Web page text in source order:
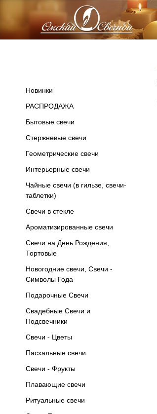
Новинки
РАСПРОДАЖА
Бытовые свечи
Стержневые свечи
Геометрические свечи
Интерьерные свечи
Чайные свечи (в гильзе, свечи-
таблетки)
Свечи в стекле
Ароматизированные свечи
Свечи на День Рождения,
Тортовые
Новогодние свечи, Свечи -
Символы Года
Подарочные Свечи
Свадебные Свечи и
Подсвечники
Свечи - Цветы
Пасхальные свечи
Свечи - Фрукты
Плавающие свечи
Ритуальные свечи